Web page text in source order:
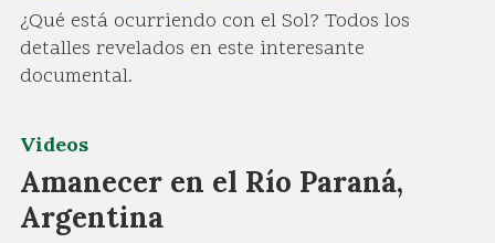
¿Qué está ocurriendo con el Sol? Todos los
detalles revelados en este interesante
documental.
Amanecer en el Río Paraná,
Argentina
Videos